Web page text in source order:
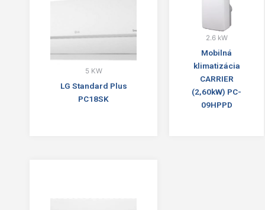
5 KW
LG Standard Plus
PC18SK
2.6 kW
Mobilná
klimatizácia
CARRIER
(2,60kW) PC-
09HPPD